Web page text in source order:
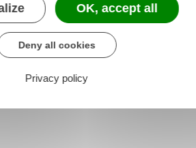
OK, accept all
Deny all cookies
Privacy policy